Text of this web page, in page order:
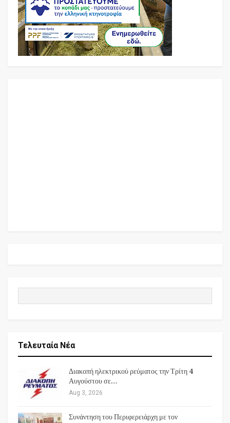
Τελευταία Νέα
Διακοπή ηλεκτρικού ρεύματος την Τρίτη 4
Αυγούστου σε…
Aug 3, 2026
Συνάντηση του Περιφερειάρχη με τον